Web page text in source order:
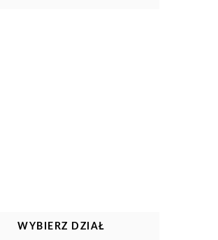
WYBIERZ DZIAŁ